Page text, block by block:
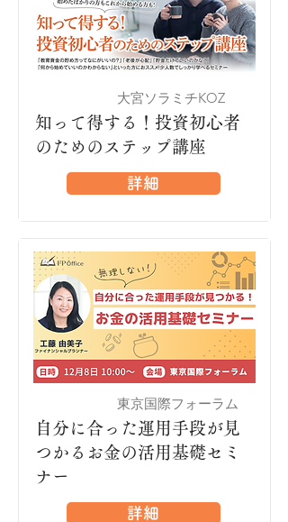
大宮ソラミチKOZ
知って得する！投資初心者
のためのステップ講座
詳細
東京国際フォーラム
自分に合った運用手段が見
つかるお金の活用基礎セミ
ナー
詳細